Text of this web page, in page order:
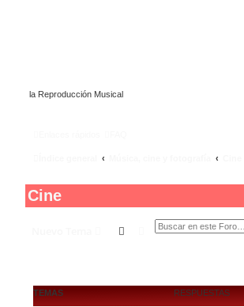
la Reproducción Musical
Cine
BuscarBúsqueda avanzada
TEMAS RESPUESTAS